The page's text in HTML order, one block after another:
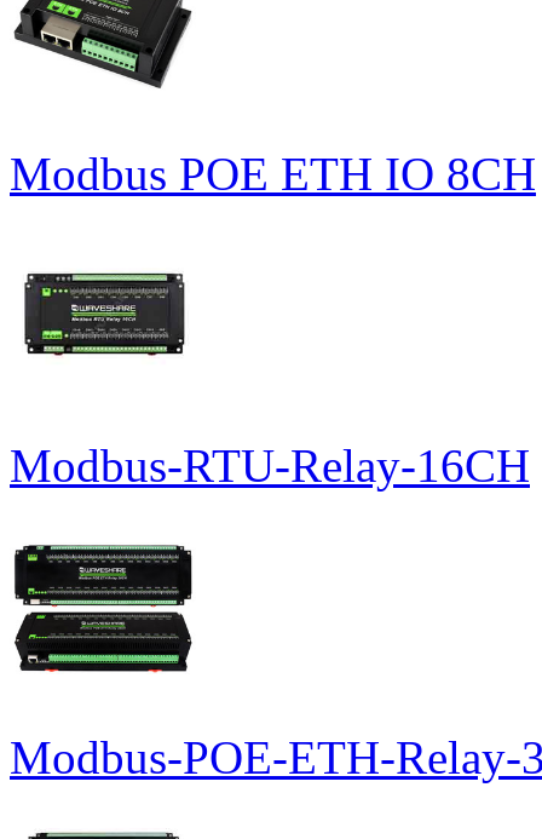
Modbus POE ETH IO 8CH
Modbus-RTU-Relay-16CH
Modbus-POE-ETH-Relay-